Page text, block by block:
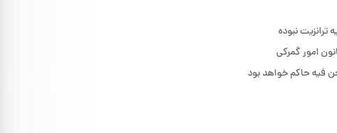
نبوده
فيه حاکم خواهد بود